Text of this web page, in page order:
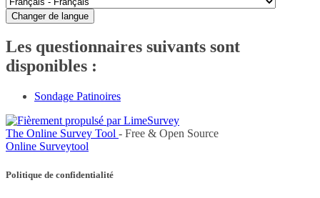
Changer de langue
Les questionnaires suivants sont
disponibles :
Sondage Patinoires
The Online Survey Tool - Free & Open Source
Online Surveytool
Politique de confidentialité